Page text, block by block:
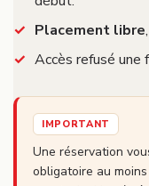
Placement libre
Accès refusé une
IMPORTANT
Une réservation
obligatoire au moins